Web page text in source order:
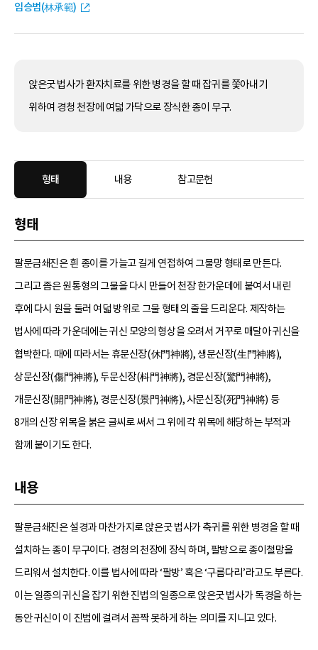
임승범(林承範)
앉은굿 법사가 환자치료를 위한 병경을 할 때 잡귀를 쫓아내기
위하여 경청 천장에 여덟 가닥으로 장식한 종이 무구.
형태 내용 참고문헌
형태
팔문금쇄진은 흰 종이를 가늘고 길게 연접하여 그물망 형태로 만든다.
그리고 좁은 원통형의 그물을 다시 만들어 천장 한가운데에 붙여서 내린
후에 다시 원을 둘러 여덟 방위로 그물 형태의 줄을 드리운다. 제작하는
법사에 따라 가운데에는 귀신 모양의 형상을 오려서 거꾸로 매달아 귀신을
협박한다. 때에 따라서는 휴문신장(休門神將), 생문신장(生門神將),
상문신장(傷門神將), 두문신장(枓門神將), 경문신장(驚門神將),
개문신장(開門神將), 경문신장(景門神將), 사문신장(死門神將) 등
8개의 신장 위목을 붉은 글씨로 써서 그 위에 각 위목에 해당하는 부적과
함께 붙이기도 한다.
내용
팔문금쇄진은 설경과 마찬가지로 앉은굿 법사가 축귀를 위한 병경을 할 때
설치하는 종이 무구이다. 경청의 천장에 장식 하며, 팔방으로 종이철망을
드리워서 설치한다. 이를 법사에 따라 ‘팔방’ 혹은 ‘구름다리’라고도 부른다.
이는 일종의 귀신을 잡기 위한 진법의 일종으로 앉은굿 법사가 독경을 하는
동안 귀신이 이 진법에 걸려서 꼼짝 못하게 하는 의미를 지니고 있다.